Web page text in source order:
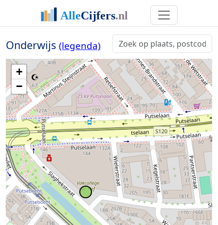
Onderwijs (legenda)
+
−